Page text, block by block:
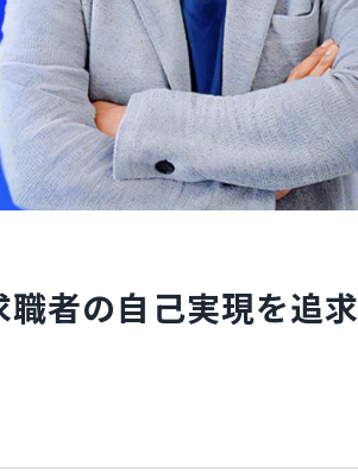
職者の自己実現を追求